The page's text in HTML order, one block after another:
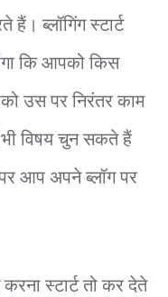
ब्लॉगिंग स्टार्ट
कि आपको किस
उस पर निरंतर काम
विषय चुन सकते हैं
आप अपने ब्लॉग पर
करना स्टार्ट तो कर देते